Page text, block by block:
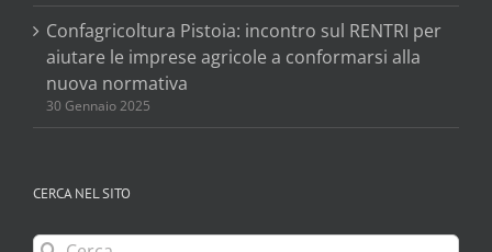
Confagricoltura Pistoia: incontro sul RENTRI per
aiutare le imprese agricole a conformarsi alla
nuova normativa
30 Gennaio 2025
CERCA NEL SITO
Cerca